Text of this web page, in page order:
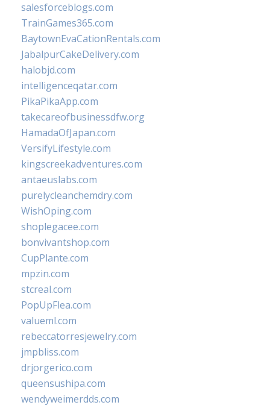
salesforceblogs.com
TrainGames365.com
BaytownEvaCationRentals.com
JabalpurCakeDelivery.com
halobjd.com
intelligenceqatar.com
PikaPikaApp.com
takecareofbusinessdfw.org
HamadaOfJapan.com
VersifyLifestyle.com
kingscreekadventures.com
antaeuslabs.com
purelycleanchemdry.com
WishOping.com
shoplegacee.com
bonvivantshop.com
CupPlante.com
mpzin.com
stcreal.com
PopUpFlea.com
valueml.com
rebeccatorresjewelry.com
jmpbliss.com
drjorgerico.com
queensushipa.com
wendyweimerdds.com